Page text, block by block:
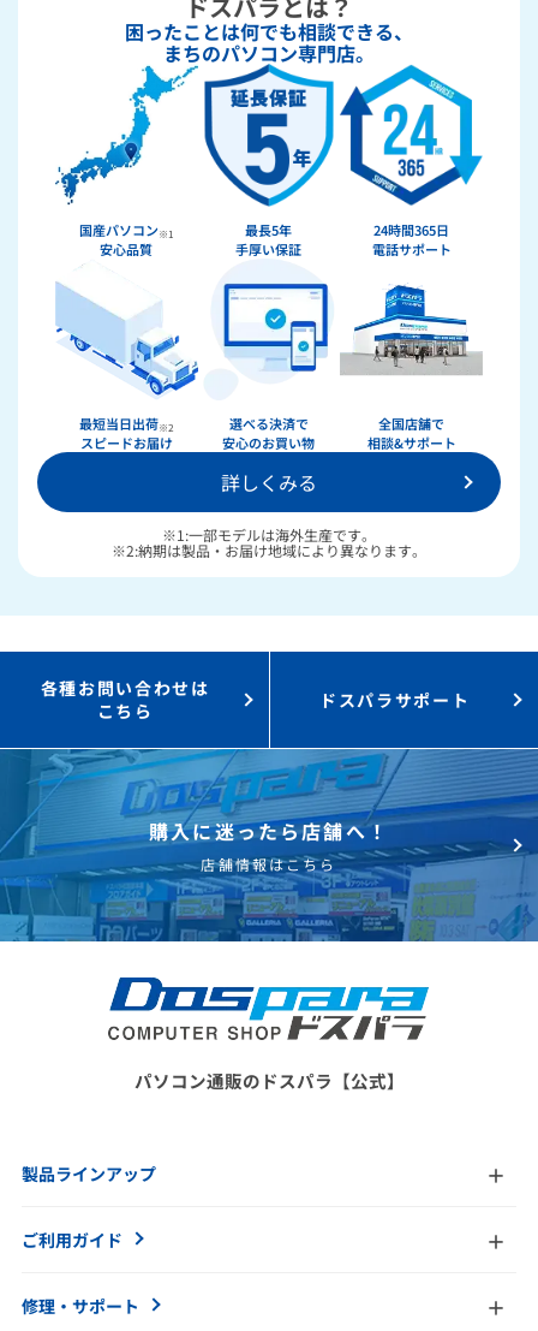
ドスパラ
36回まで無料！
新品のパーツ・周辺機器送料無料！
月額会員ならPC＋主要パーツ物損保証！
購入時のPC下取り3,000円値引き！
困ったことは何でも相談できる、
まちのパソコン専門店。
国産パソコン※1
安心品質
最長5年
手厚い保証
24時間365日
電話サポート
最短当日出荷※2
スピードお届け
選べる決済で
安心のお買い物
全国店舗で
相談&サポート
詳しくみる
※1:一部モデルは海外生産です。
※2:納期は製品・お届け地域により異なります。
各種お問い合わせは
こちら
ドスパラサポート
購入に迷ったら店舗へ！
店舗情報はこちら
パソコン通販のドスパラ【公式】
製品ラインアップ
ご利用ガイド
修理・サポート